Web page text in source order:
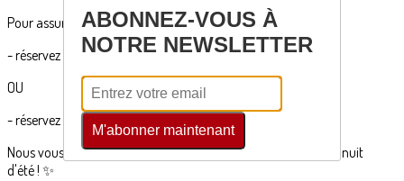
Pour assurer vos places, c'est facile :
- réservez via notre site internetEN CLIQUANT ICI
OU
- réservez par téléphone au 06.21.43.63.64
Nous vous attendons nombreux et prêts à animer cette belle nuit
d'été ! ✨️
ABONNEZ-VOUS À
NOTRE NEWSLETTER
M'abonner maintenant